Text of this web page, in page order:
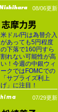
08/06更新
米ドル/円は為替介入
があっても5円程度
の下落で160円すら
割れない可能性が高
い！今週の中銀ウィ
ークではFOMCでの
「サプライズ利上
げ」に注目！
07/29更新